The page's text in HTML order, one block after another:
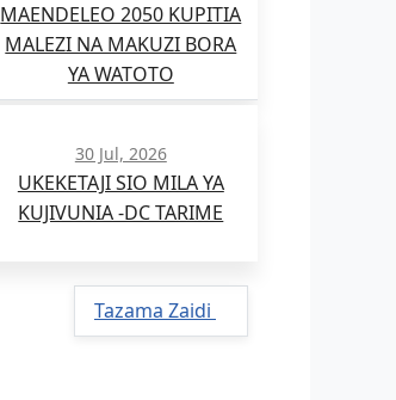
MAENDELEO 2050 KUPITIA
MALEZI NA MAKUZI BORA
YA WATOTO
30 Jul, 2026
UKEKETAJI SIO MILA YA
KUJIVUNIA -DC TARIME
Tazama Zaidi